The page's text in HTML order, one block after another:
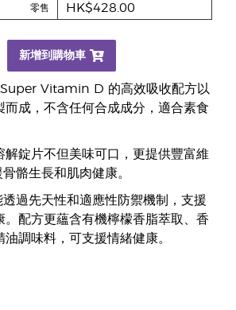
Vitamin D 的高效吸收配方以
而成，不含任何合成成分，適合素食
解錠片不但美味可口，更提供豐富維
骼生長和肌肉健康。
過先天性和適應性防禦機制，支援
。配方更蘊含有機檸檬香脂萃取、香
調味料，可支援情緒健康。
零售 HK$428.00
新增到購物車